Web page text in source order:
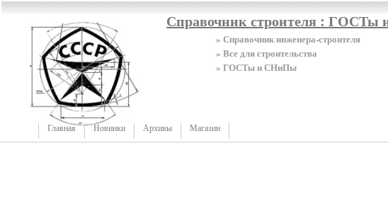
Справочник строителя :
» Справочник инженера-строителя
» Все для строительства
» ГОСТы и СНиПы
Главная Новинки Архивы Магазин